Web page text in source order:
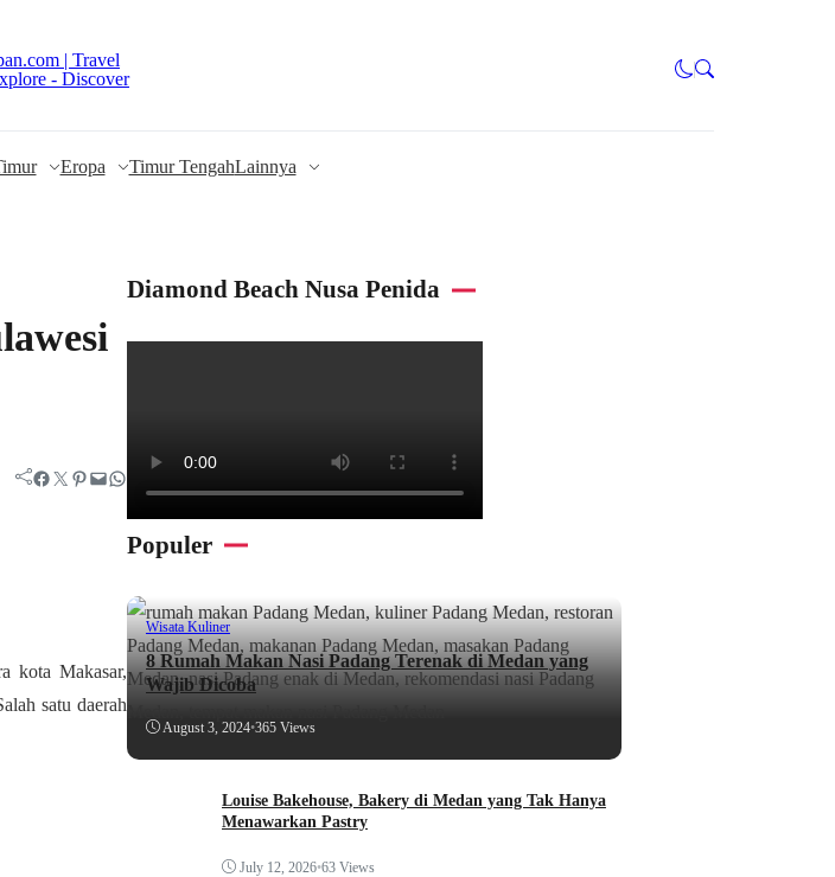
Eropa Timur TengahLainnya
Facebook Twitter Pinterest Mail WhatsApp
kota Makasar,
satu daerah
Diamond Beach Nusa Penida
Populer
Wisata Kuliner
8 Rumah Makan Nasi Padang Terenak di Medan yang
Wajib Dicoba
August 3, 2024•365 Views
Louise Bakehouse, Bakery di Medan yang Tak Hanya
Menawarkan Pastry
July 12, 2026•63 Views